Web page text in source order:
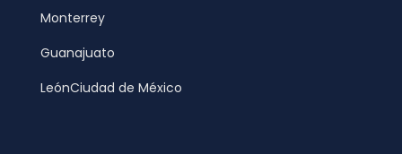
Monterrey
Guanajuato
LeónCiudad de México